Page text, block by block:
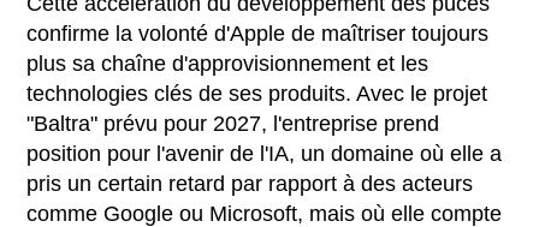
confirme la volonté d'Apple de maîtriser toujours
plus sa chaîne d'approvisionnement et les
technologies clés de ses produits. Avec le projet
"Baltra" prévu pour 2027, l'entreprise prend
position pour l'avenir de l'IA, un domaine où elle a
pris un certain retard par rapport à des acteurs
comme Google ou Microsoft, mais où elle compte